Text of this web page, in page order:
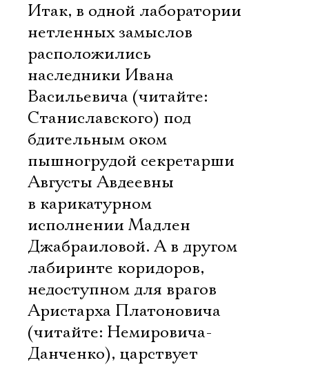
Итак, в одной лаборатории
нетленных замыслов
расположились
наследники Ивана
Васильевича (читайте:
Станиславского) под
бдительным оком
пышногрудой секретарши
Августы Авдеевны
в карикатурном
исполнении Мадлен
Джабраиловой. А в другом
лабиринте коридоров,
недоступном для врагов
Аристарха Платоновича
(читайте: Немировича-
Данченко), царствует